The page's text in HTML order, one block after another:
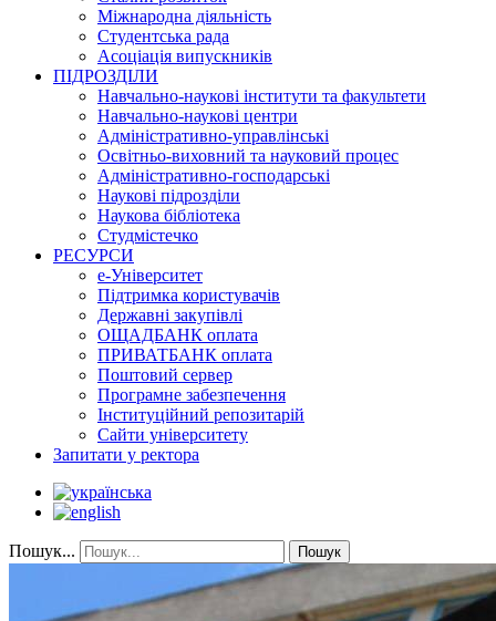
Міжнародна діяльність
Студентська рада
Асоціація випускників
ПІДРОЗДІЛИ
Навчально-наукові інститути та факультети
Навчально-наукові центри
Адміністративно-управлінські
Освітньо-виховний та науковий процес
Адміністративно-господарські
Наукові підрозділи
Наукова бібліотека
Студмістечко
РЕСУРСИ
е-Університет
Підтримка користувачів
Державні закупівлі
ОЩАДБАНК оплата
ПРИВАТБАНК оплата
Поштовий сервер
Програмне забезпечення
Інституційний репозитарій
Сайти університету
Запитати у ректора
Пошук... Пошук